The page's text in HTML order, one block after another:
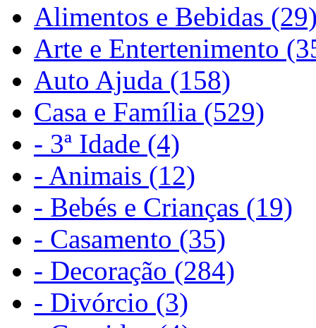
Alimentos e Bebidas
Arte e Entertenimento
Auto Ajuda (158)
Casa e Família (529)
- 3ª Idade (4)
- Animais (12)
- Bebés e Crianças (19)
- Casamento (35)
- Decoração (284)
- Divórcio (3)